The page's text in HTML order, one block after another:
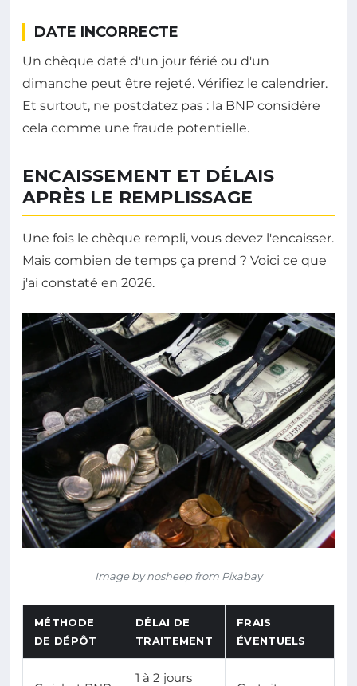
DATE INCORRECTE
Un chèque daté d'un jour férié ou d'un
dimanche peut être rejeté. Vérifiez le calendrier.
Et surtout, ne postdatez pas : la BNP considère
cela comme une fraude potentielle.
ENCAISSEMENT ET DÉLAIS
APRÈS LE REMPLISSAGE
Une fois le chèque rempli, vous devez l'encaisser.
Mais combien de temps ça prend ? Voici ce que
j'ai constaté en 2026.
Image by nosheep from Pixabay
MÉTHODE
DE DÉPÔT
DÉLAI DE
TRAITEMENT
FRAIS
ÉVENTUELS
1 à 2 jours